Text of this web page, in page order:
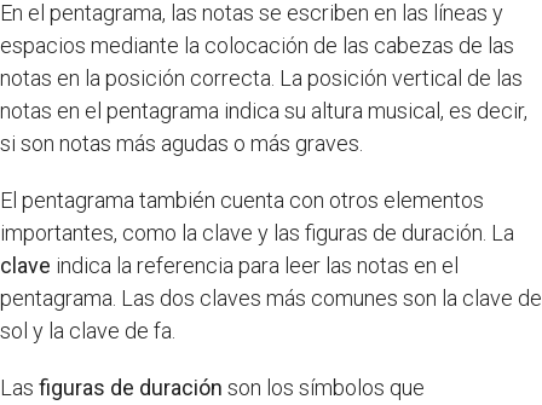
En el pentagrama, las notas se escriben en las líneas y
espacios mediante la colocación de las cabezas de las
notas en la posición correcta. La posición vertical de las
notas en el pentagrama indica su altura musical, es decir,
si son notas más agudas o más graves.
El pentagrama también cuenta con otros elementos
importantes, como la clave y las figuras de duración. La
clave indica la referencia para leer las notas en el
pentagrama. Las dos claves más comunes son la clave de
sol y la clave de fa.
Las figuras de duración son los símbolos que